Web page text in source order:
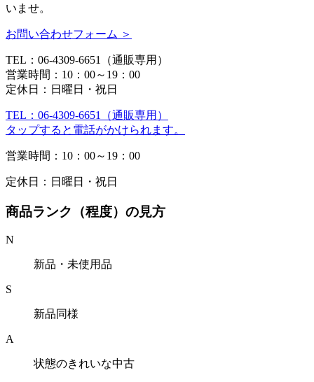
いませ。
お問い合わせフォーム ＞
TEL：06-4309-6651（通販専用）
営業時間：10：00～19：00
定休日：日曜日・祝日
TEL：06-4309-6651（通販専用）
タップすると電話がかけられます。
営業時間：10：00～19：00
定休日：日曜日・祝日
商品ランク（程度）の見方
N
新品・未使用品
S
新品同様
A
状態のきれいな中古